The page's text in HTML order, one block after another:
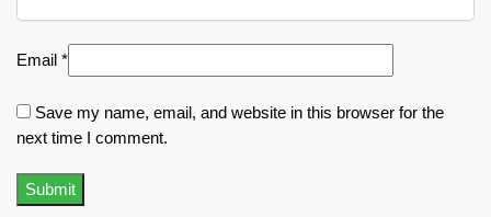
Email *
Save my name, email, and website in this browser for the
next time I comment.